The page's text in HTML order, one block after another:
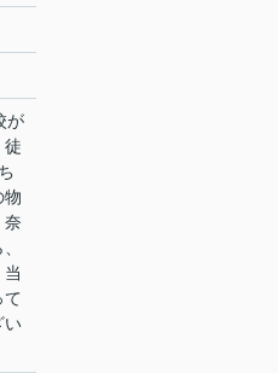
が
徒
物
奈
て
い